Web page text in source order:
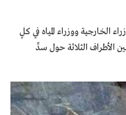
لوزراء الخارجية ووزراء المياه في كلٍ
الأطراف الثلاثة حول سدِّ